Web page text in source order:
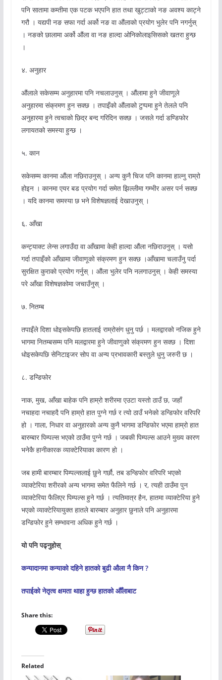
पनि सातामा कम्तीमा एक पटक भएपनि हात तथा खुट्टाको नङ अवश्य काट्ने
गरौ । यद्यपी नङ सफा गर्दा अर्को नङ वा औंलाको प्रयोग भुलेर पनि नगर्नुस्
। नङको छालामा अर्को औंला वा नङ हाल्दा ओनिकोलाइसिसको खतरा हुन्छ
।
४. अनुहार
औंलाले सकेसम्म अनुहारमा पनि नचलाउनुस् । औंलामा हुने जीवाणूले
अनुहारमा संक्रमण हुन सक्छ । तपाइँको औंलाको टुप्पमा हुने तेलले पनि
अनुहारमा हुने त्वचाको छिद्र बन्द गरिदिन सक्छ । जसले गर्दा डण्डिफोर
लगायतको समस्या हुन्छ ।
५. कान
सकेसम्म कानमा औंला नछिराउनुस् । अन्य कुनै चिज पनि कानमा हाल्नु राम्रो
होइन । कानमा एयर बड प्रयोग गर्दा समेत झिल्लीमा गम्भीर असर पर्न सक्छ
। यदि कानमा समस्या छ भने विशेषज्ञलाई देखाउनुस् ।
६. आँखा
कन्ट्याक्ट लेन्स लगाउँदा वा आँखामा केही हाल्दा औंला नछिराउनुस् । यसो
गर्दा तपाइँको आँखामा जीवाणूको संक्रमण हुन सक्छ ।आँखामा चलाउँनु पर्दा
सुरक्षित कुराको प्रयोग गर्नुस् । औंला भुलेर पनि नलगाउनुस् । केही समस्या
परे आँखा विशेषज्ञकोमा जचाउँनुस् ।
७. नितम्ब
तपाइँले दिशा धोइसकेपछि हातलाई राम्रोसंग धुनु पर्छ । मलद्वारको नजिक हुने
भागमा नितम्बसम्म पनि मलद्वारमा हुने जीवाणुको संक्रमण हुन सक्छ । दिशा
धोइसकेपछि सेनिटाइजर सोप वा अन्य प्रभावकारी बस्तुले धुनु जरुरी छ ।
८. डन्डिफोर
नाक, मुख, आँखा बाहेक पनि हाम्रो शरीरमा एउटा यस्तो ठाउँ छ, जहाँ
नचाहदा नचाहदै पनि हाम्रो हात पुग्ने गर्छ र त्यो ठाउँ भनेको डन्डिफोर वरिपरि
हो । गाला, निधार वा अनुहारको अन्य कुनै भागमा डन्डिफोर भएमा हाम्रो हात
बारम्बार पिम्पल्स भएको ठाउँमा पुग्ने गर्छ । जबकी पिम्पल्स आउने मुख्य कारण
भनेकै हानीकारक व्याक्टेरियाका कारण हो ।
जब हामी बारम्बार पिम्पल्सलाई छुने गर्छौ, तब डन्डिफोर वरिपरि भएको
व्याक्टेरिया शरीरको अन्य भागमा समेत फैलिने गर्छ । र, त्यही ठाउँमा पुन
व्याक्टेरिया फैलिएर पिम्पल्स हुने गर्छ । त्यतिमात्र हैन, हातमा व्याक्टेरिया हुने
भएको व्याक्टेरियायुक्त हातले बारम्बार अनुहार छुनाले पनि अनुहारमा
डन्डिफोर हुने सम्भावना अधिक हुने गर्छ ।
यो पनि पढ्नुहोस्
कन्यादानमा कन्याको दहिने हातको बुढी औला नै किन ?
तपाईको नेतृत्व क्षमता थाहा हुन्छ हातको औँलाबाट
Share this:
Related